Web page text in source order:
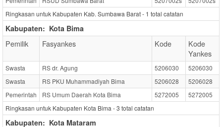
Ringkasan untuk Kabupaten Kab. Sumbawa Barat - 1 total catatan
Kabupaten: Kota Bima
Pemilik Fasyankes Kode
Kode
Yankes
Swasta RS dr. Agung 5206030
5206030
Swasta
RS PKU Muhammadiyah Bima 5206028
5206028
Pemerintah
RS Umum Daerah Kota Bima 5272005
5272005
Ringkasan untuk Kabupaten Kota Bima -3 total catatan
Kabupaten: Kota Mataram